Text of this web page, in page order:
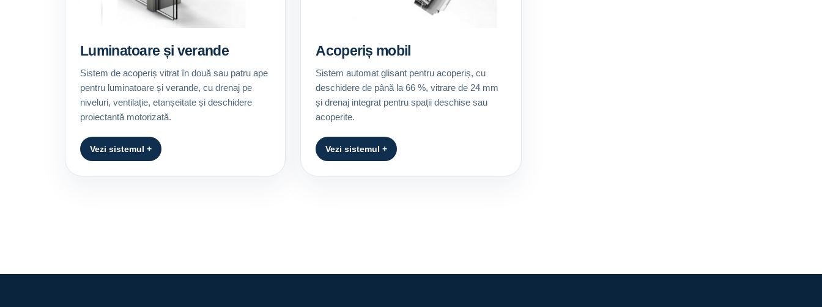
Luminatoare și verande
Sistem de acoperiș vitrat în două sau patru ape
pentru luminatoare și verande, cu drenaj pe
niveluri, ventilație, etanșeitate și deschidere
proiectantă motorizată.
Vezi sistemul +
Acoperiș mobil
Sistem automat glisant pentru acoperiș, cu
deschidere de până la 66 %, vitrare de 24 mm
și drenaj integrat pentru spații deschise sau
acoperite.
Vezi sistemul +